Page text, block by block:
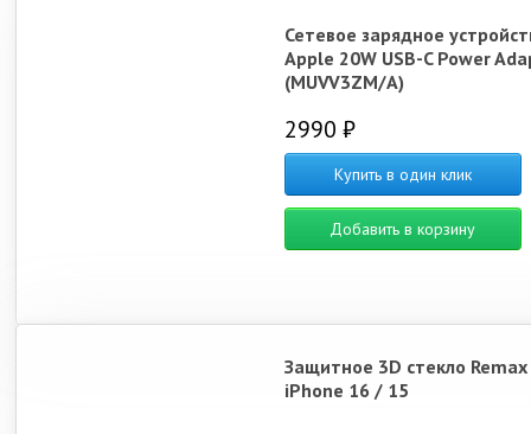
Сетевое зарядное
Apple 20W USB-C Power
(MUVV3ZM/A)
2990 ₽
Купить в один клик
Добавить в корзину
Защитное 3D стекло Remax
iPhone 16 / 15